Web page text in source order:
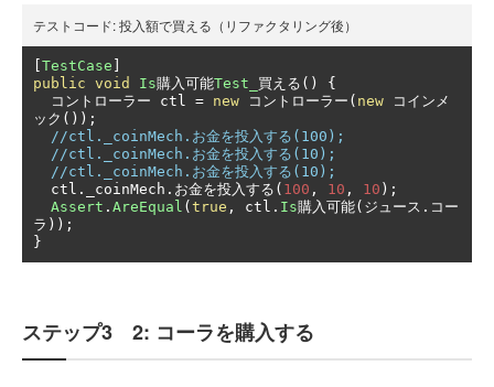
テストコード:投入額で買える（リファクタリング後）
TestCase
public void Is購入可能Test_ 買える()
{
コントローラー ctl = new コントローラー( new
コインメ
ック());
//ctl._coinMech.お金を投入する(100);
//ctl._coinMech.お金を投入する(10);
//ctl._coinMech.お金を投入する(10);
  ctl
. _coinMech .お金を投入する( 100 , 10 , 10 );
Assert . AreEqual ( true , ctl . Is購入可能(ジュース.コー
ラ));
}
ステップ3 2: コーラを購入する